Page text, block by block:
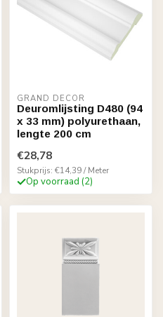
GRAND DECOR
Deuromlijsting D480 (94
x 33 mm) polyurethaan,
lengte 200 cm
€28,78
Stukprijs: €14,39 / Meter
Op voorraad (2)